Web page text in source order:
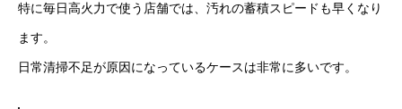
特に毎日高火力で使う店舗では、汚れの蓄積スピードも早くなり
ます。
日常清掃不足が原因になっているケースは非常に多いです。